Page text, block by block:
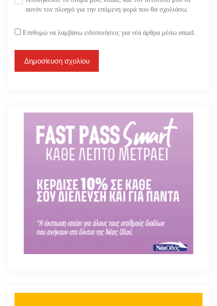
αυτόν τον πλοηγό για την επόμενη φορά που θα σχολιάσω.
Επιθυμώ να λαμβάνω ειδοποιήσεις για νέα άρθρα μέσω email.